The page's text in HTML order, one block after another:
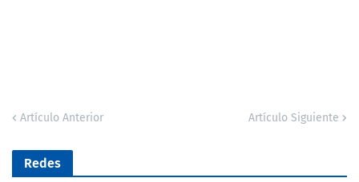
Artículo Anterior Artículo Siguiente
Redes